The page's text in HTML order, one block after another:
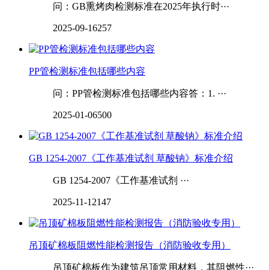
问：GB熏烤肉检测标准在2025年执行时···
2025-09-16257
PP管检测标准包括哪些内容
问：PP管检测标准包括哪些内容答：1. ···
2025-01-06500
GB 1254-2007《工作基准试剂 草酸钠》标准介绍
GB 1254-2007《工作基准试剂 ···
2025-11-12147
吊顶矿棉板阻燃性能检测报告（消防验收专用）
吊顶矿棉板作为建筑吊顶常用材料，其阻燃性···